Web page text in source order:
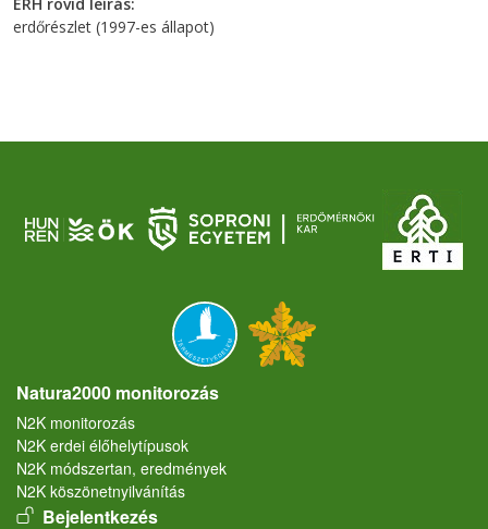
erdőrészlet (1997-es állapot)
Natura2000 monitorozás
N2K monitorozás
N2K erdei élőhelytípusok
N2K módszertan, eredmények
N2K köszönetnyilvánítás
User account menu
Bejelentkezés